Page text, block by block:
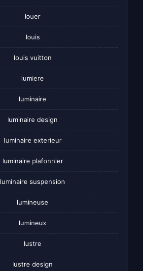
louer
louis
louis vuitton
lumiere
luminaire
luminaire design
luminaire exterieur
luminaire plafonnier
luminaire suspension
lumineuse
lumineux
lustre
lustre design